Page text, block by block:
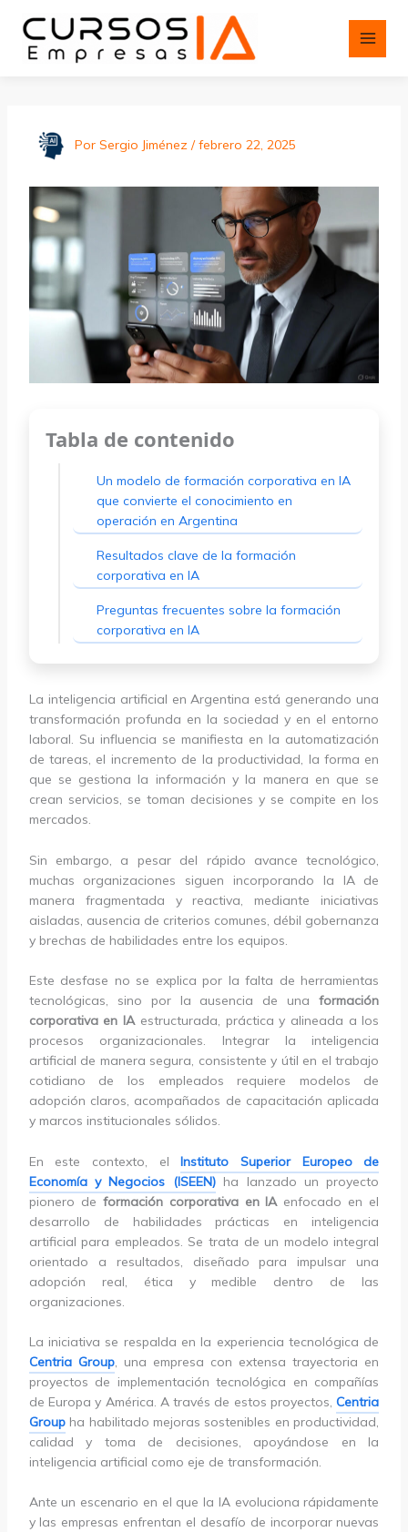
Por Sergio Jiménez /febrero 22, 2025
Tabla de contenido
Un modelo de formación corporativa en IA
que convierte el conocimiento en
operación en Argentina
Resultados clave de la formación
corporativa en IA
Preguntas frecuentes sobre la formación
corporativa en IA
La inteligencia artificial en Argentina está generando una
transformación profunda en la sociedad y en el entorno
laboral. Su influencia se manifiesta en la automatización
de tareas, el incremento de la productividad, la forma en
que se gestiona la información y la manera en que se
crean servicios, se toman decisiones y se compite en los
mercados.
Sin embargo, a pesar del rápido avance tecnológico,
muchas organizaciones siguen incorporando la IA de
manera fragmentada y reactiva, mediante iniciativas
aisladas, ausencia de criterios comunes, débil gobernanza
y brechas de habilidades entre los equipos.
Este desfase no se explica por la falta de herramientas
tecnológicas, sino por la ausencia de unaformación
corporativa en IAestructurada, práctica y alineada a los
procesos organizacionales. Integrar la inteligencia
artificial de manera segura, consistente y útil en el trabajo
cotidiano de los empleados requiere modelos de
adopción claros, acompañados de capacitación aplicada
y marcos institucionales sólidos.
En este contexto, elInstituto Superior Europeo de
Economía y Negocios (ISEEN)ha lanzado un proyecto
pionero de formación corporativa en IAenfocado en el
desarrollo de habilidades prácticas en inteligencia
artificial para empleados. Se trata de un modelo integral
orientado a resultados, diseñado para impulsar una
adopción real, ética y medible dentro de las
organizaciones.
La iniciativa se respalda en la experiencia tecnológica de
Centria Group, una empresa con extensa trayectoria en
proyectos de implementación tecnológica en compañías
de Europa y América. A través de estos proyectos,Centria
Groupha habilitado mejoras sostenibles en productividad,
calidad y toma de decisiones, apoyándose en la
inteligencia artificial como eje de transformación.
Ante un escenario en el que la IA evoluciona rápidamente
y las empresas enfrentan el desafío de incorporar nuevas